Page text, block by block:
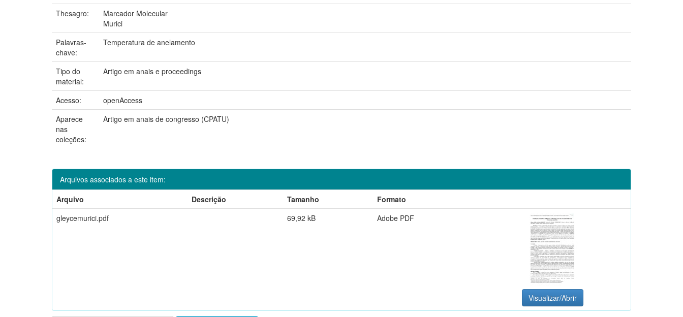
Thesagro:
Marcador Molecular
Murici
Palavras-
chave:
Temperatura de anelamento
Tipo do
material:
Artigo em anais e proceedings
Acesso:
openAccess
Aparece
nas
coleções:
Artigo em anais de congresso (CPATU)
Arquivos associados a este item:
Arquivo
Descrição Tamanho
Formato
gleycemurici.pdf
69,92 kB Adobe PDF
Visualizar/Abrir